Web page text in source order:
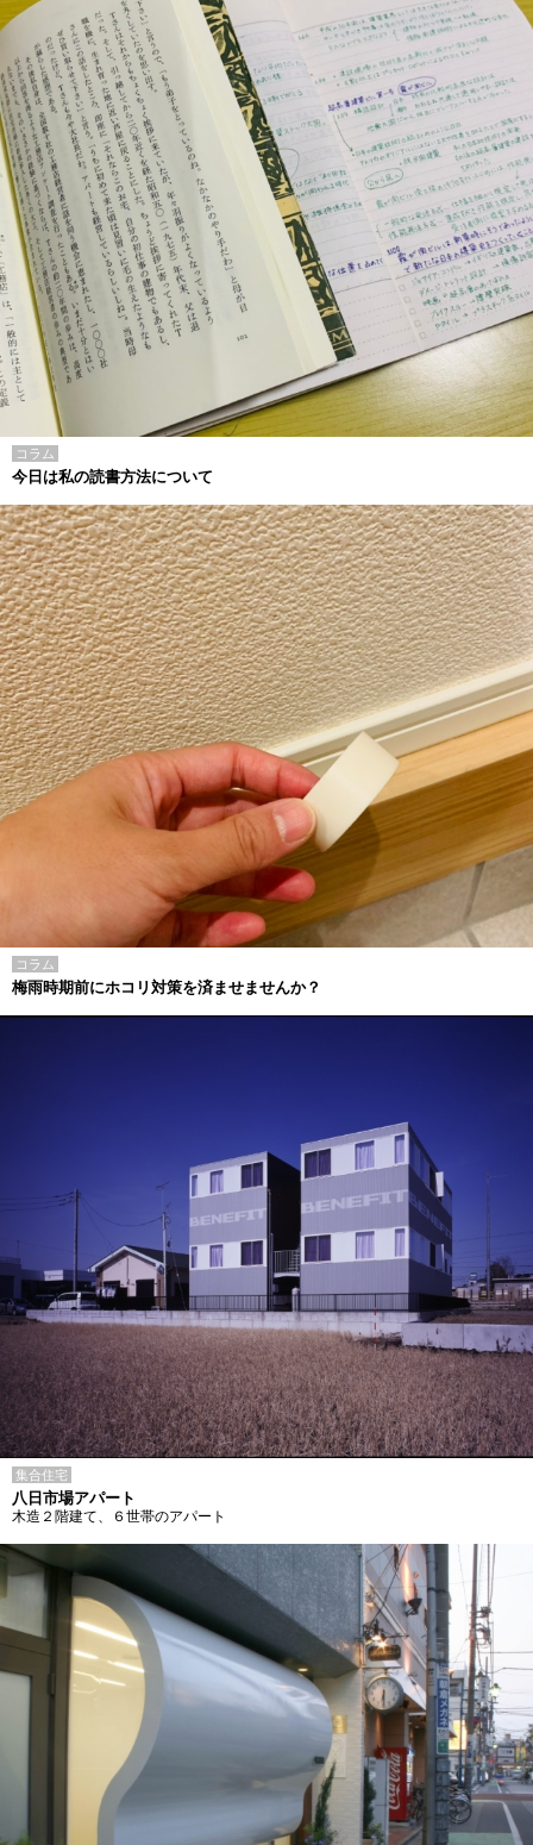
コラム
今日は私の読書方法について
コラム
梅雨時期前にホコリ対策を済ませませんか？
集合住宅
八日市場アパート
木造２階建て、６世帯のアパート